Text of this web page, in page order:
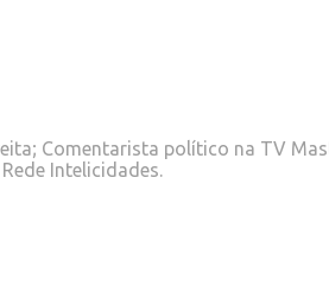
Comentarista político na TV
Intelicidades.